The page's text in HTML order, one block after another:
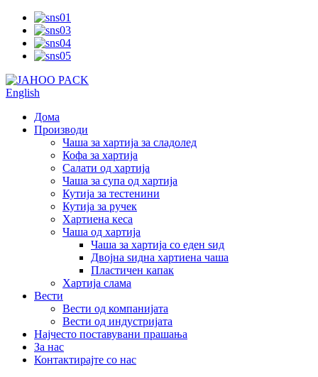
English
Дома
Производи
Чаша за хартија за сладолед
Кофа за хартија
Салати од хартија
Чаша за супа од хартија
Кутија за тестенини
Кутија за ручек
Хартиена кеса
Чаша од хартија
Чаша за хартија со еден ѕид
Двојна ѕидна хартиена чаша
Пластичен капак
Хартија слама
Вести
Вести од компанијата
Вести од индустријата
Најчесто поставувани прашања
За нас
Контактирајте со нас